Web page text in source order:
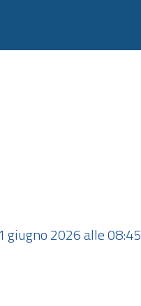
giugno 2026 alle 08:45